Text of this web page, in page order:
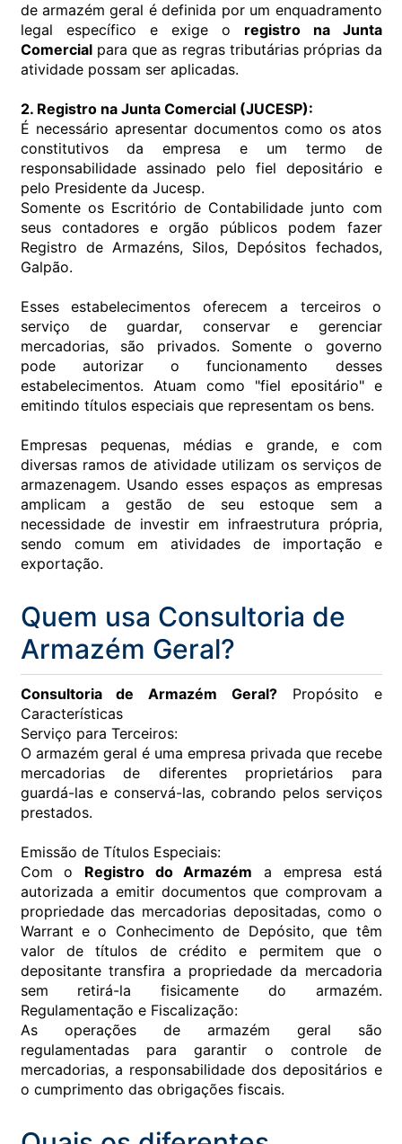
de armazém geral é definida por um enquadramento
legal específico e exige o registro na Junta
Comercialpara que as regras tributárias próprias da
atividade possam ser aplicadas.
2. Registro na Junta Comercial (JUCESP):
É necessário apresentar documentos como os atos
constitutivos da empresa e um termo de
responsabilidade assinado pelo fiel depositário e
pelo Presidente da Jucesp.
Somente os Escritório de Contabilidade junto com
seus contadores e orgão públicos podem fazer
Registro de Armazéns, Silos, Depósitos fechados,
Galpão.
Esses estabelecimentos oferecem a terceiros o
serviço de guardar, conservar e gerenciar
mercadorias, são privados. Somente o governo
pode autorizar o funcionamento desses
estabelecimentos. Atuam como "fiel epositário" e
emitindo títulos especiais que representam os bens.
Empresas pequenas, médias e grande, e com
diversas ramos de atividade utilizam os serviços de
armazenagem. Usando esses espaços as empresas
amplicam a gestão de seu estoque sem a
necessidade de investir em infraestrutura própria,
sendo comum em atividades de importação e
exportação.
Quem usa Consultoria de
Armazém Geral?
Consultoria de Armazém Geral?Propósito e
Características
Serviço para Terceiros:
O armazém geral é uma empresa privada que recebe
mercadorias de diferentes proprietários para
guardá-las e conservá-las, cobrando pelos serviços
prestados.
Emissão de Títulos Especiais:
Com o Registro do Armazém a empresa está
autorizada a emitir documentos que comprovam a
propriedade das mercadorias depositadas, como o
Warrant e o Conhecimento de Depósito, que têm
valor de títulos de crédito e permitem que o
depositante transfira a propriedade da mercadoria
sem retirá-la fisicamente do armazém.
Regulamentação e Fiscalização:
As operações de armazém geral são
regulamentadas para garantir o controle de
mercadorias, a responsabilidade dos depositários e
o cumprimento das obrigações fiscais.